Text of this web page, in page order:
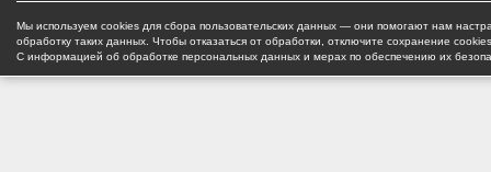
Мы используем cookies для сбора пользовательских данных — они помогают нам
обработку таких данных. Чтобы отказаться от обработки, отключите сохранение
С информацией об обработке персональных данных и мерах по обеспечению их